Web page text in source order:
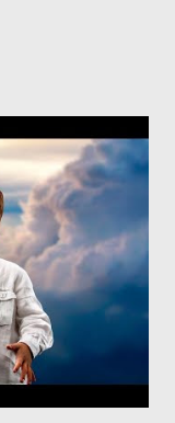
Развитие на
на съзнанието -11
Емоционална
-12 - 14 Hz -
на
алфа ритми?
Hz и се създават
на дясното и
мозъкът ни е